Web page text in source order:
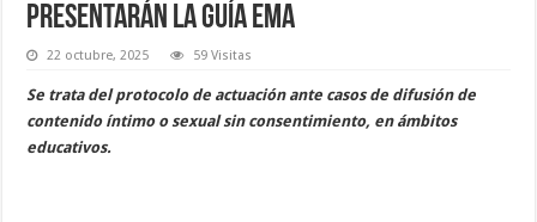
Presentarán la Guía EMA
22 octubre, 2025 59 Visitas
Se trata del protocolo de actuación ante casos de difusión de
contenido íntimo o sexual sin consentimiento, en ámbitos
educativos.